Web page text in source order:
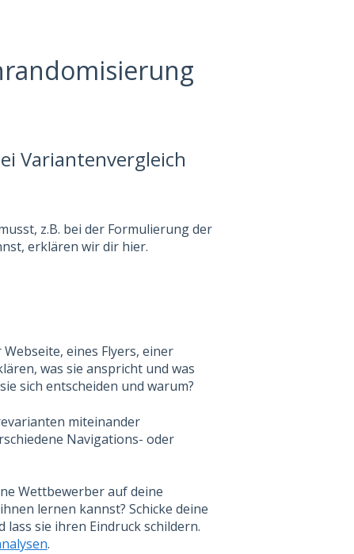
Variantenvergleich
z.B. bei der Formulierung der
erklären wir dir hier.
eines Flyers, einer
was sie anspricht und was
sich entscheiden und warum?
miteinander
Navigations- oder
Wettbewerber auf deine
lernen kannst? Schicke deine
sie ihren Eindruck schildern.
.